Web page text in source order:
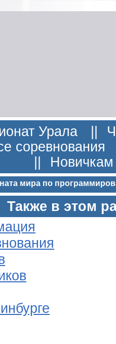
Урала ||
соревнования
||
Новичкам
мира по
Также в этом